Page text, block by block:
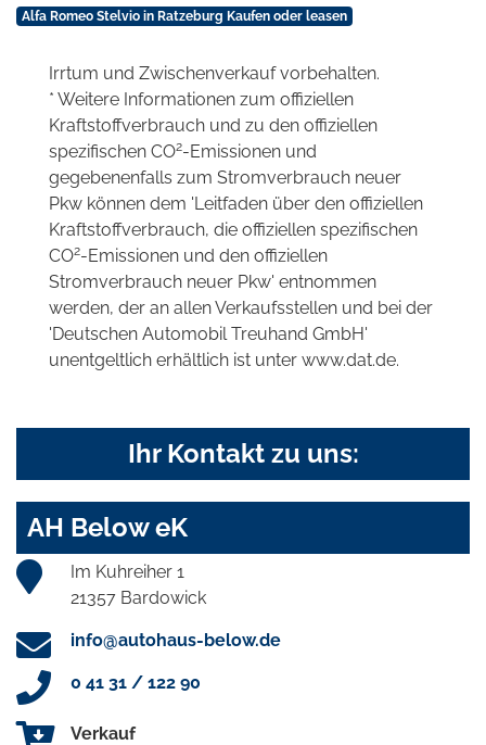
Alfa Romeo Stelvio in Ratzeburg Kaufen oder leasen
Irrtum und Zwischenverkauf vorbehalten.
* Weitere Informationen zum offiziellen
Kraftstoffverbrauch und zu den offiziellen
spezifischen CO2-Emissionen und
gegebenenfalls zum Stromverbrauch neuer
Pkw können dem 'Leitfaden über den offiziellen
Kraftstoffverbrauch, die offiziellen spezifischen
CO2-Emissionen und den offiziellen
Stromverbrauch neuer Pkw' entnommen
werden, der an allen Verkaufsstellen und bei der
'Deutschen Automobil Treuhand GmbH'
unentgeltlich erhältlich ist unter www.dat.de.
Ihr Kontakt zu uns:
AH Below eK
Im Kuhreiher 1
21357 Bardowick
info@autohaus-below.de
0 41 31 / 122 90
Verkauf